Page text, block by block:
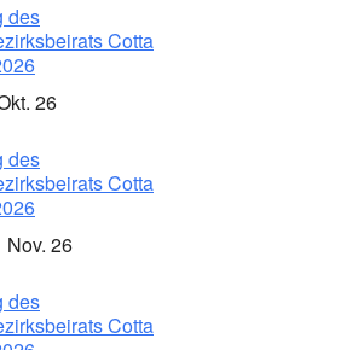
des
Cotta
26
des
Cotta
Nov. 26
des
Cotta